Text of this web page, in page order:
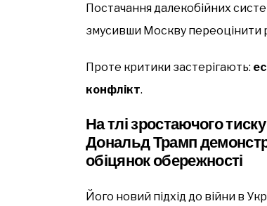
Постачання далекобійних
змусивши Москву переоцінити
Проте критики застерігають:
конфлікт.
На тлі зростаючого
Дональд Трамп
обіцянок обережності
Його новий підхід до війни в